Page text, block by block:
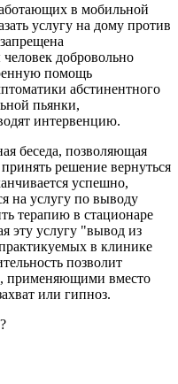
в мобильной
услугу на дому против
добровольно
помощь
абстинентного
пьянки,
интервенцию.
беседа, позволяющая
решение вернуться
успешно,
на услугу по выводу
терапию в стационаре
эту услугу "вывод из
в клинике
позволит
применяющими вместо
или гипноз.